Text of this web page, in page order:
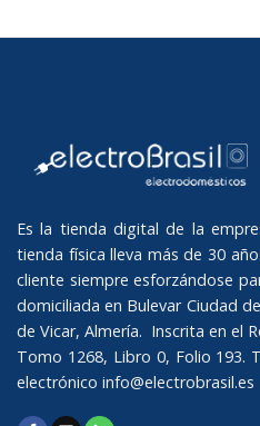
Es la tienda digital de la
tienda física lleva más de 30
cliente siempre esforzándose
domiciliada en Bulevar Ciudad
de Vicar, Almería. Inscrita en el
Tomo 1268, Libro 0, Folio 193.
electrónico info@electrobrasil.es